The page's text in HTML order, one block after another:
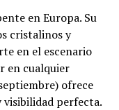
en Europa. Su
cristalinos y
en el escenario
en cualquier
ofrece
visibilidad perfecta.